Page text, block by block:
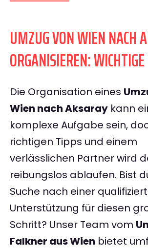
UMZUG VON WIEN NACH
ORGANISIEREN:
Die Organisation eines
Wien nach Aksaray kann
komplexe Aufgabe sein,
richtigen Tipps und einem
verlässlichen Partner wird
reibungslos ablaufen. Bist
Suche nach einer
Unterstützung für diesen
Schritt? Unser Team vom
Falkner aus Wien bietet